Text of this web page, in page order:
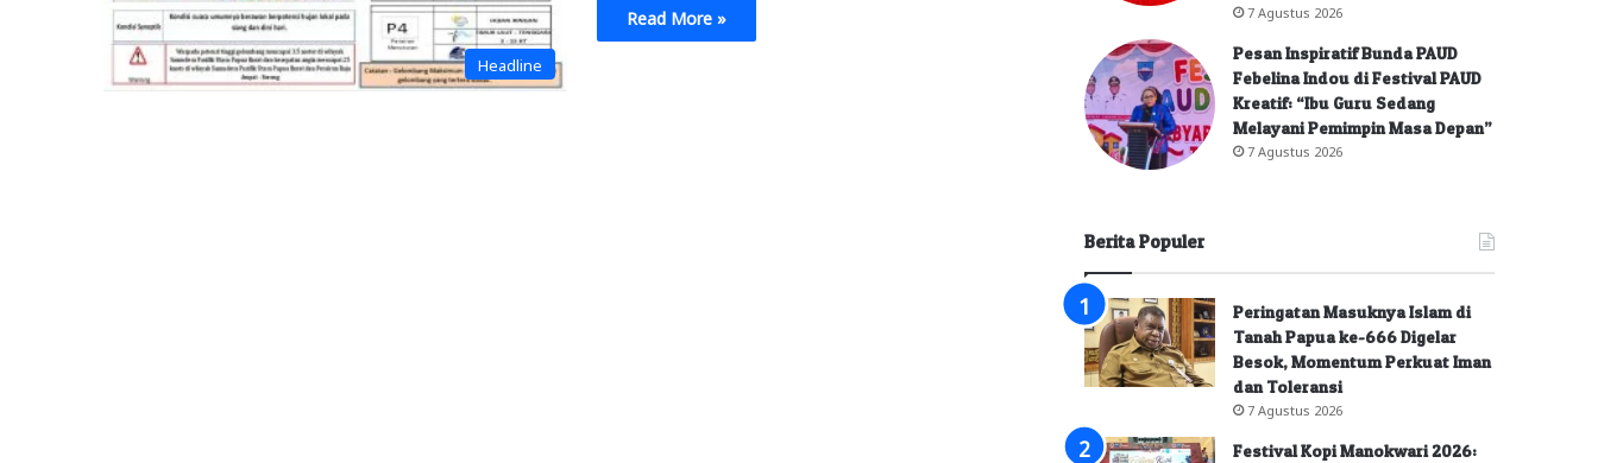
Headline
Read More » 7 Agustus 2026
Pesan Inspiratif Bunda PAUD
Febelina Indou di Festival PAUD
Kreatif: “Ibu Guru Sedang
Melayani Pemimpin Masa Depan”
7 Agustus 2026
Berita Populer
Peringatan Masuknya Islam di
Tanah Papua ke-666 Digelar
Besok, Momentum Perkuat Iman
dan Toleransi
7 Agustus 2026
Festival Kopi Manokwari 2026: